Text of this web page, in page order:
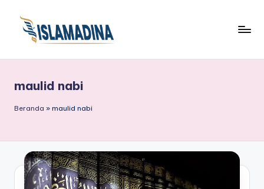
maulid nabi
Beranda » maulid nabi